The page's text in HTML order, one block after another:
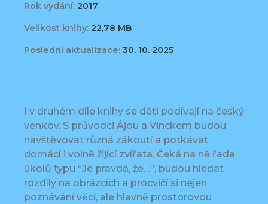
Rok vydání: 2017
Velikost knihy: 22,78 MB
Poslední aktualizace: 30. 10. 2025
I v druhém díle knihy se děti podívají na český
venkov. S průvodci Ájou a Vinckem budou
navštěvovat různá zákoutí a potkávat
domácí i volně žijící zvířata. Čeká na ně řada
úkolů typu “Je pravda, že…”, budou hledat
rozdíly na obrázcích a procvičí si nejen
poznávání věcí, ale hlavně prostorovou